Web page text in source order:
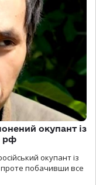
окупант із
рф
окупант із
проте побачивши все